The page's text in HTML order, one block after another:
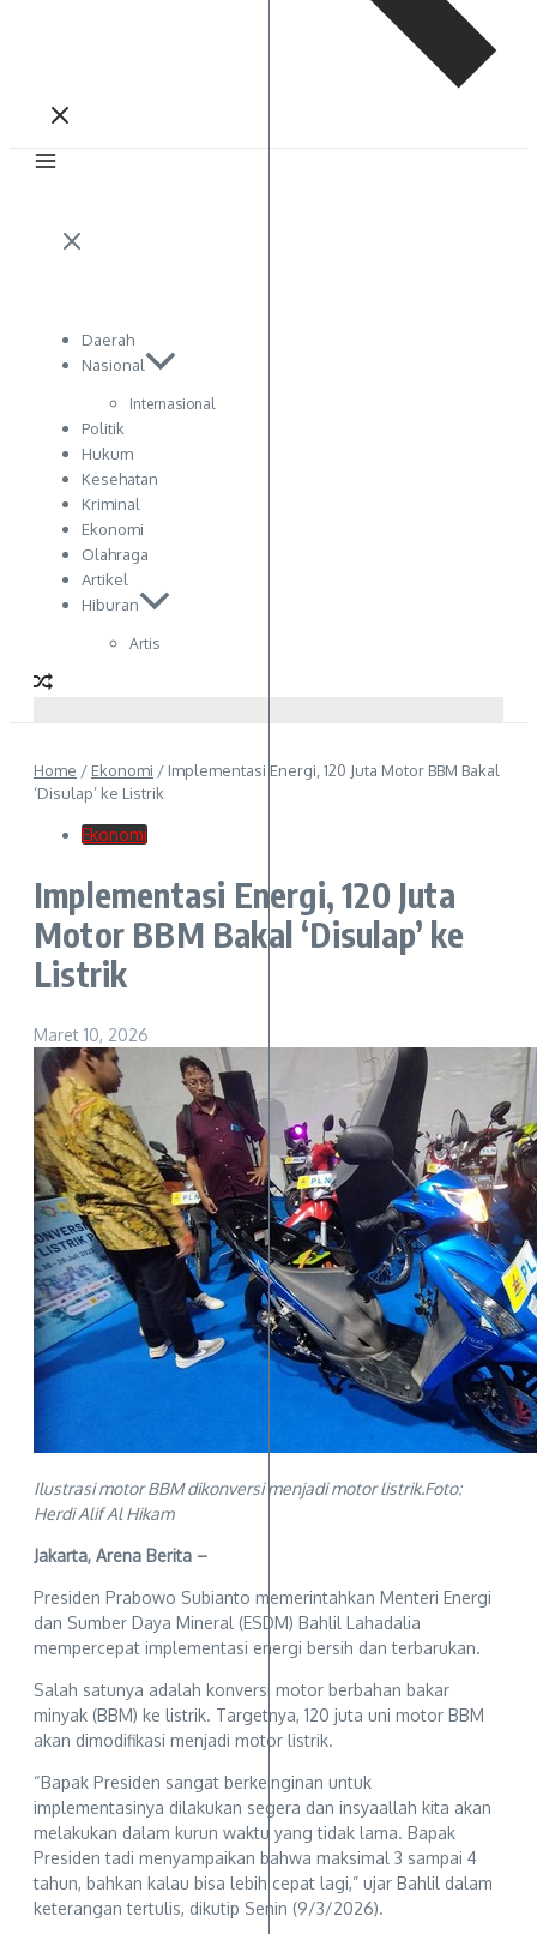
Daerah
Nasional
Internasional
Politik
Hukum
Kesehatan
Kriminal
Ekonomi
Olahraga
Artikel
Hiburan
Artis
Home / Ekonomi / Implementasi Energi, 120 Juta Motor BBM Bakal
‘Disulap’ ke Listrik
Ekonomi
Implementasi Energi, 120 Juta
Motor BBM Bakal ‘Disulap’ ke
Listrik
Maret 10, 2026
Ilustrasi motor BBM dikonversi menjadi motor listrik.Foto:
Herdi Alif Al Hikam
Jakarta, Arena Berita –
Presiden Prabowo Subianto memerintahkan Menteri Energi
dan Sumber Daya Mineral (ESDM) Bahlil Lahadalia
mempercepat implementasi energi bersih dan terbarukan.
Salah satunya adalah konversi motor berbahan bakar
minyak (BBM) ke listrik. Targetnya, 120 juta uni motor BBM
akan dimodifikasi menjadi motor listrik.
“Bapak Presiden sangat berkeinginan untuk
implementasinya dilakukan segera dan insyaallah kita akan
melakukan dalam kurun waktu yang tidak lama. Bapak
Presiden tadi menyampaikan bahwa maksimal 3 sampai 4
tahun, bahkan kalau bisa lebih cepat lagi,” ujar Bahlil dalam
keterangan tertulis, dikutip Senin (9/3/2026).